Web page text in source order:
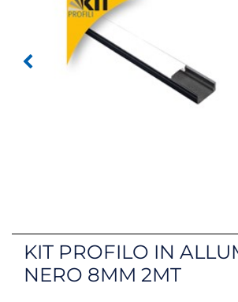
KIT PROFILO IN
NERO 8MM 2MT